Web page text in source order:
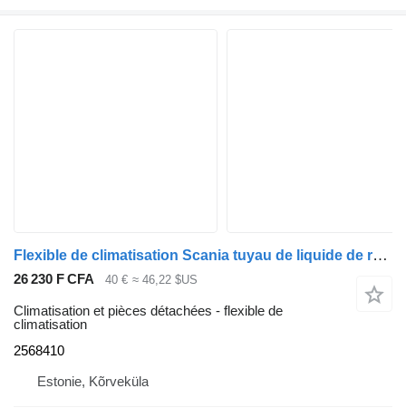
Flexible de climatisation Scania tuyau de liquide de refroidissement 2568410 pour tracteur routier Scania R410
26 230 F CFA 40 € ≈ 46,22 $US
Climatisation et pièces détachées - flexible de
climatisation
2568410
Estonie, Kõrveküla